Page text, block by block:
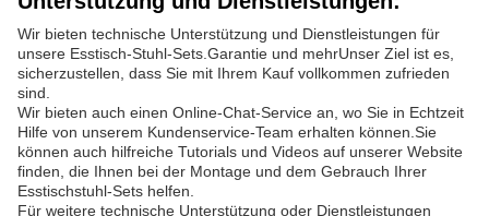
Wir bieten technische Unterstützung und Dienstleistungen für
unsere Esstisch-Stuhl-Sets.Garantie und mehrUnser Ziel ist es,
sicherzustellen, dass Sie mit Ihrem Kauf vollkommen zufrieden
sind.
Wir bieten auch einen Online-Chat-Service an, wo Sie in Echtzeit
Hilfe von unserem Kundenservice-Team erhalten können.Sie
können auch hilfreiche Tutorials und Videos auf unserer Website
finden, die Ihnen bei der Montage und dem Gebrauch Ihrer
Esstischstuhl-Sets helfen.
Für weitere technische Unterstützung oder Dienstleistungen